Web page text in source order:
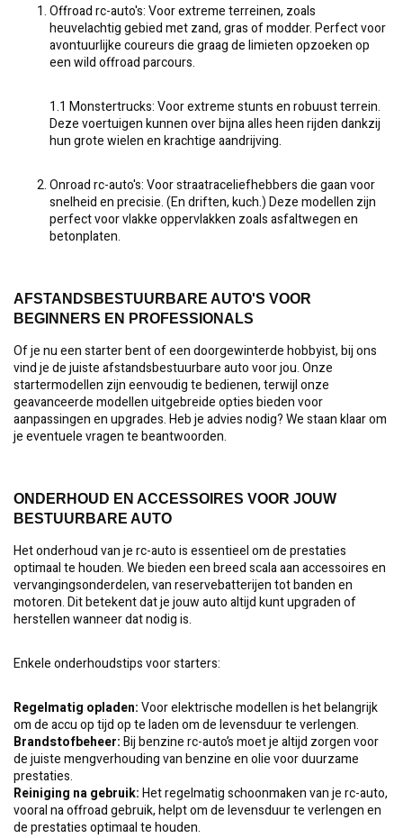
Offroad rc-auto's: Voor extreme terreinen, zoals
heuvelachtig gebied met zand, gras of modder. Perfect voor
avontuurlijke coureurs die graag de limieten opzoeken op
een wild offroad parcours.
1.1 Monstertrucks: Voor extreme stunts en robuust terrein.
Deze voertuigen kunnen over bijna alles heen rijden dankzij
hun grote wielen en krachtige aandrijving.
Onroad rc-auto's: Voor straatraceliefhebbers die gaan voor
snelheid en precisie. (En driften, kuch.) Deze modellen zijn
perfect voor vlakke oppervlakken zoals asfaltwegen en
betonplaten.
AFSTANDSBESTUURBARE AUTO'S VOOR
BEGINNERS EN PROFESSIONALS
Of je nu een starter bent of een doorgewinterde hobbyist, bij ons
vind je de juiste afstandsbestuurbare auto voor jou. Onze
startermodellen zijn eenvoudig te bedienen, terwijl onze
geavanceerde modellen uitgebreide opties bieden voor
aanpassingen en upgrades. Heb je advies nodig? We staan klaar om
je eventuele vragen te beantwoorden.
ONDERHOUD EN ACCESSOIRES VOOR JOUW
BESTUURBARE AUTO
Het onderhoud van je rc-auto is essentieel om de prestaties
optimaal te houden. We bieden een breed scala aan accessoires en
vervangingsonderdelen, van reservebatterijen tot banden en
motoren. Dit betekent dat je jouw auto altijd kunt upgraden of
herstellen wanneer dat nodig is.
Enkele onderhoudstips voor starters:
Regelmatig opladen:Voor elektrische modellen is het belangrijk
om de accu op tijd op te laden om de levensduur te verlengen.
Brandstofbeheer:Bij benzine rc-auto’s moet je altijd zorgen voor
de juiste mengverhouding van benzine en olie voor duurzame
prestaties.
Reiniging na gebruik:Het regelmatig schoonmaken van je rc-auto,
vooral na offroad gebruik, helpt om de levensduur te verlengen en
de prestaties optimaal te houden.